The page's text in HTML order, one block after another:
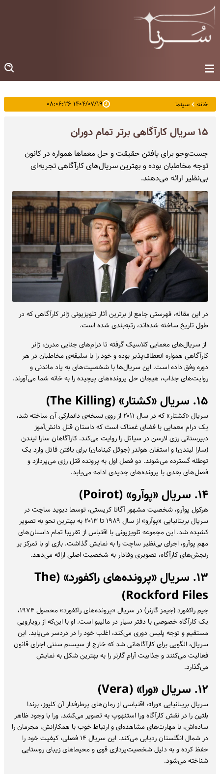
خانه سینما ۱۴۰۴/۰۷/۱۹ ۰۸:۰۶:۳۶
۱۵ سریال کارآگاهی برتر تمام دوران
جست‌وجو برای یافتن حقیقت و حل معماها همواره در کانون
توجه مخاطبان بوده و بهترین سریال‌های کارآگاهی تجربه‌ای
بی‌نظیر ارائه می‌دهند.
در این مقاله، فهرستی جامع از برترین آثار تلویزیونی ژانر کارآگاهی که در
طول تاریخ ساخته شده‌اند، رتبه‌بندی شده است.
از سریال‌های معمایی کلاسیک گرفته تا درام‌های جنایی مدرن، ژانر
کارآگاهی همواره انعطاف‌پذیر بوده و خود را با سلیقه‌ی مخاطبان در هر
دوره وفق داده است. این سریال‌ها با شخصیت‌های به یاد ماندنی و
روایت‌های جذاب، هیجان حل پرونده‌های پیچیده را به خانه شما می‌آورند.
۱۵. سریال «کشتار» (The Killing)
سریال «کشتار» که در سال ۲۰۱۱ از روی نسخه‌ی دانمارکی آن ساخته شد،
یک درام معمایی با فضای غمناک است که داستان قتل دانش‌آموز
دبیرستانی رزی لارسن در سیاتل را روایت می‌کند. کارآگاهان سارا لیندن
(سارا لیندن) و استفان هولدر (جوئل کینامان) برای یافتن قاتل وارد یک
توطئه گسترده می‌شوند. دو فصل اول به پرونده قتل رزی می‌پردازد و
فصل‌های بعدی با پرونده‌های جدیدی ادامه می‌یابد.
۱۴. سریال «پوآرو» (Poirot)
هرکول پوآرو، شخصیت مشهور آگاتا کریستی، توسط دیوید ساچت در
سریال بریتانیایی «پوآرو» از سال ۱۹۸۹ تا ۲۰۱۳ به بهترین نحو به تصویر
کشیده شد. این مجموعه تلویزیونی با اقتباس از تقریبا تمام داستان‌های
مهم پوآرو، اجرای بی‌نظیر ساچت را به نمایش گذاشت. بازی او با تمرکز بر
رنجش‌های کارآگاه، تصویری وفادار به شخصیت اصلی ارائه می‌دهد.
۱۳. سریال «پرونده‌های راکفورد» (The
Rockford Files)
جیم راکفورد (جیمز گارنر) در سریال «پرونده‌های راکفورد» محصول ۱۹۷۴،
یک کارآگاه خصوصی با دفتر سیار در مالیبو است. او با این‌که از رویارویی
مستقیم و توجه پلیس دوری می‌کند، اغلب خود را در دردسر می‌یابد. این
سریال، الگویی برای کارآگاهانی شد که خارج از سیستم سنتی اجرای قانون
فعالیت می‌کنند و جذابیت آرام گارنر را به بهترین شکل به نمایش
می‌گذارد.
۱۲. سریال «ورا» (Vera)
سریال بریتانیایی «ورا»، اقتباسی از رمان‌های پرطرفدار آن کلیوز، برندا
بلتین را در نقش کارآگاه ورا استنهوپ به تصویر می‌کشد. ورا با وجود ظاهر
ساده‌اش، با مهارت‌های مشاهده‌ای و ارتباط خوب با همکارانش، مجرمان را
در شمال انگلستان ردیابی می‌کند. این سریال ۱۴ فصلی، کیفیت خود را
حفظ کرده و به دلیل شخصیت‌پردازی قوی و محیط‌های زیبای روستایی
شناخته می‌شود.